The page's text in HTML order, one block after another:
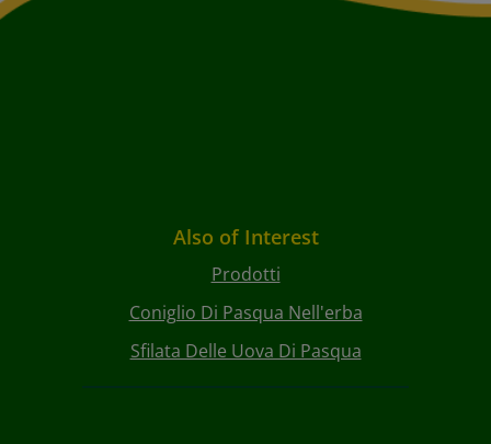
Also of Interest
Prodotti
Coniglio Di Pasqua Nell'erba
Sfilata Delle Uova Di Pasqua